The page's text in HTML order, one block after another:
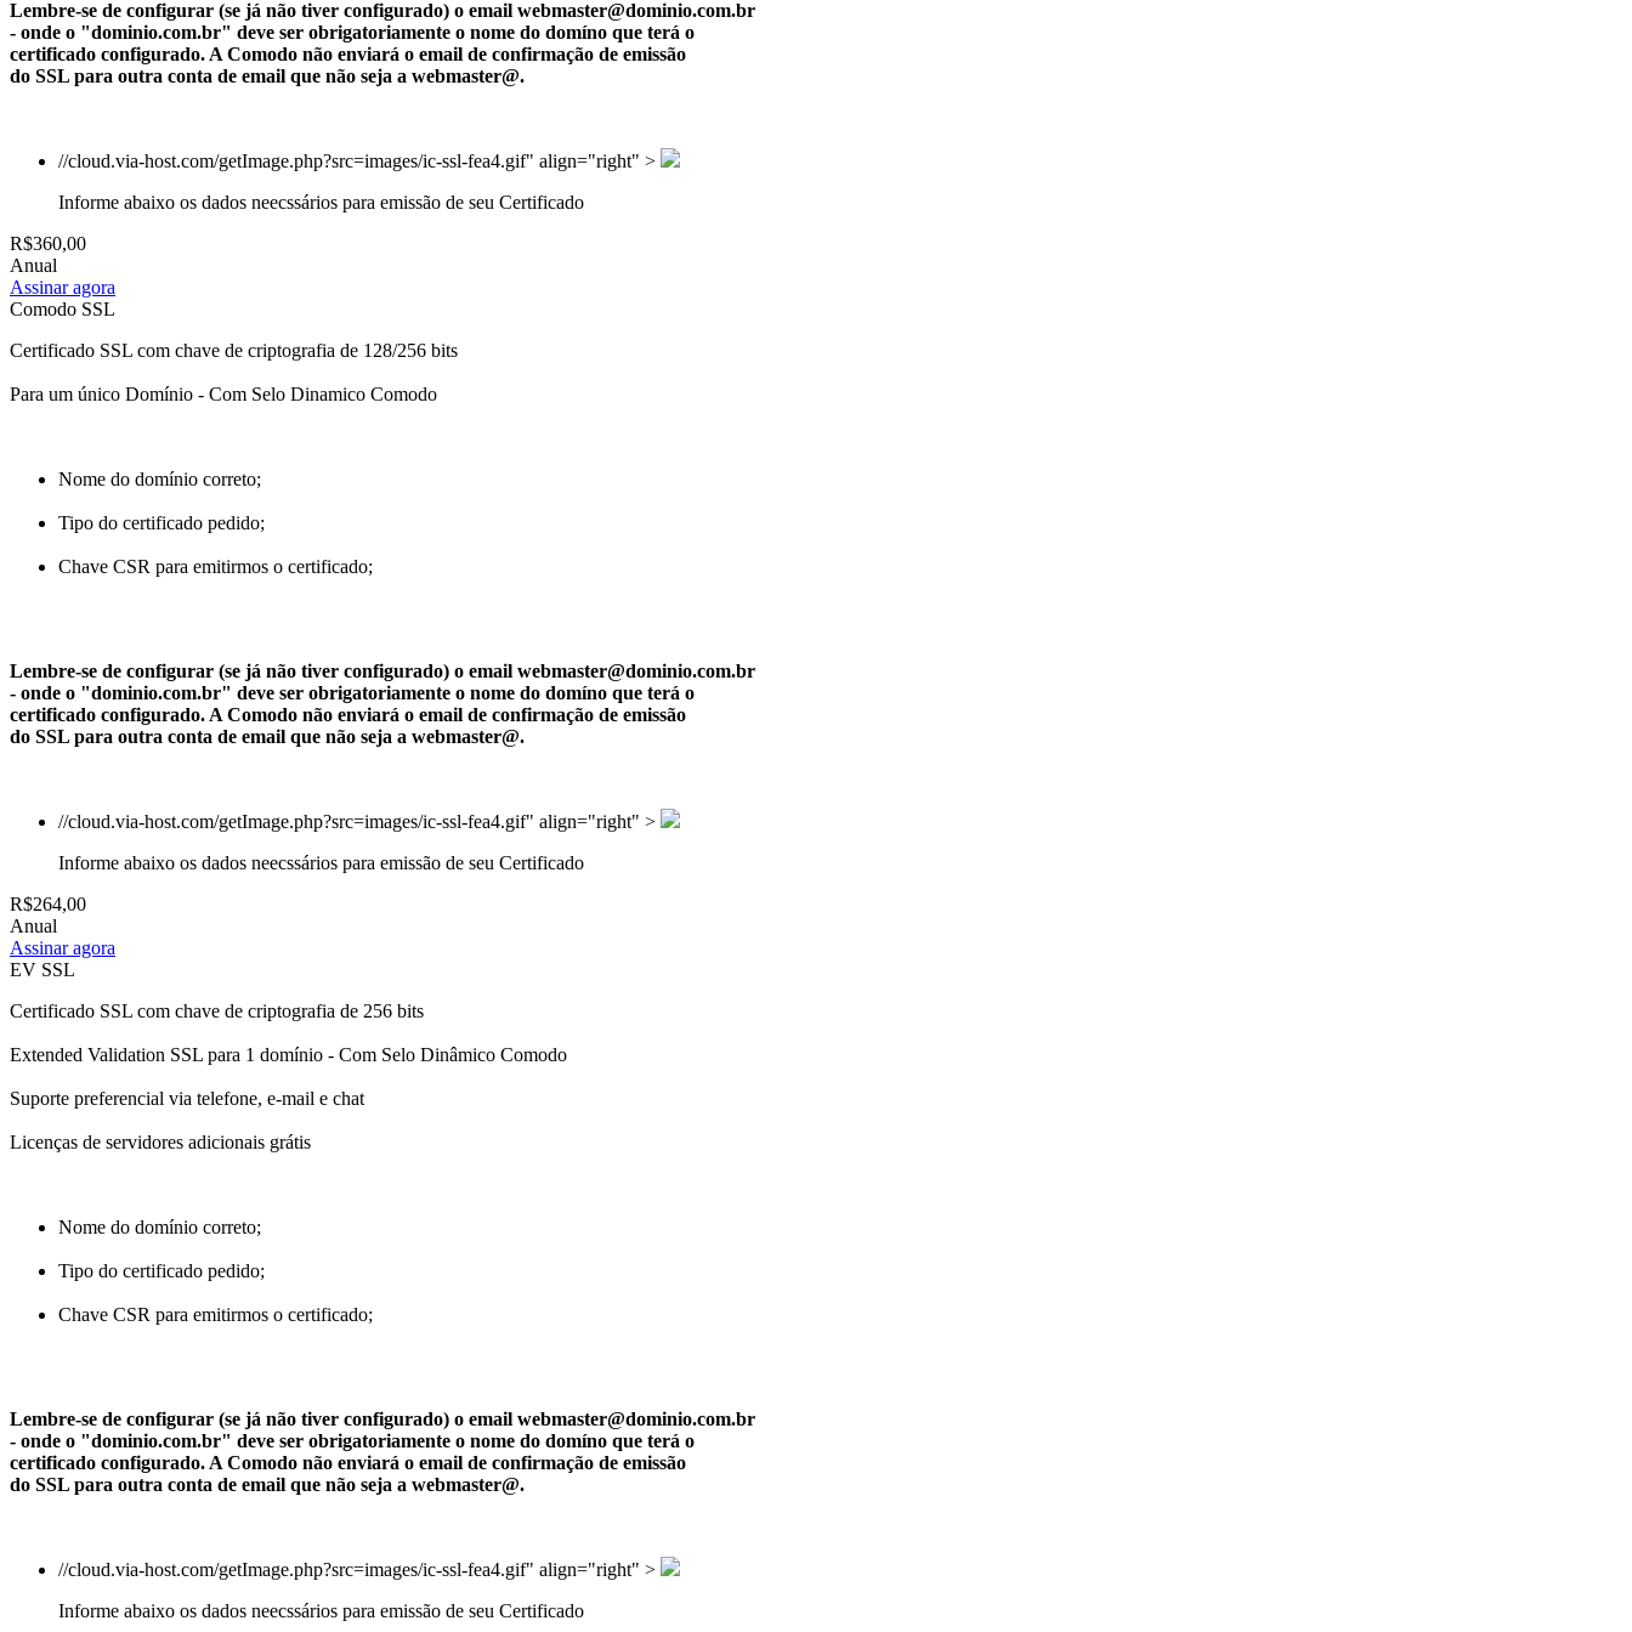
Lembre-se de configurar (se já não tiver configurado) o email webmaster@dominio.com.br
- onde o "dominio.com.br" deve ser obrigatoriamente o nome do domíno que terá o
certificado configurado. A Comodo não enviará o email de confirmação de emissão
do SSL para outra conta de email que não seja a webmaster@.
//cloud.via-host.com/getImage.php?src=images/ic-ssl-fea4.gif" align="right" >
Informe abaixo os dados neecssários para emissão de seu Certificado
R$360,00
Anual
Assinar agora
Comodo SSL
Certificado SSL com chave de criptografia de 128/256 bits
Para um único Domínio - Com Selo Dinamico Comodo
Nome do domínio correto;
Tipo do certificado pedido;
Chave CSR para emitirmos o certificado;
Lembre-se de configurar (se já não tiver configurado) o email webmaster@dominio.com.br
- onde o "dominio.com.br" deve ser obrigatoriamente o nome do domíno que terá o
certificado configurado. A Comodo não enviará o email de confirmação de emissão
do SSL para outra conta de email que não seja a webmaster@.
//cloud.via-host.com/getImage.php?src=images/ic-ssl-fea4.gif" align="right" >
Informe abaixo os dados neecssários para emissão de seu Certificado
R$264,00
Anual
Assinar agora
EV SSL
Certificado SSL com chave de criptografia de 256 bits
Extended Validation SSL para 1 domínio - Com Selo Dinâmico Comodo
Suporte preferencial via telefone, e-mail e chat
Licenças de servidores adicionais grátis
Nome do domínio correto;
Tipo do certificado pedido;
Chave CSR para emitirmos o certificado;
Lembre-se de configurar (se já não tiver configurado) o email webmaster@dominio.com.br
- onde o "dominio.com.br" deve ser obrigatoriamente o nome do domíno que terá o
certificado configurado. A Comodo não enviará o email de confirmação de emissão
do SSL para outra conta de email que não seja a webmaster@.
//cloud.via-host.com/getImage.php?src=images/ic-ssl-fea4.gif" align="right" >
Informe abaixo os dados neecssários para emissão de seu Certificado